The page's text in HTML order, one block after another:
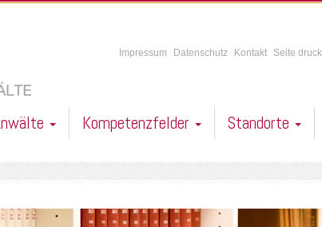
Impressum Datenschutz Kontakt Seite
Kompetenzfelder Standorte